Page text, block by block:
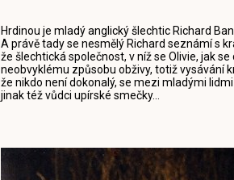
Hrdinou je mladý anglický šlechtic Richard
A právě tady se nesmělý Richard seznámí s
že šlechtická společnost, v níž se Olivie, jak
neobvyklému způsobu obživy, totiž vysávání
že nikdo není dokonalý, se mezi mladými
jinak též vůdci upírské smečky...